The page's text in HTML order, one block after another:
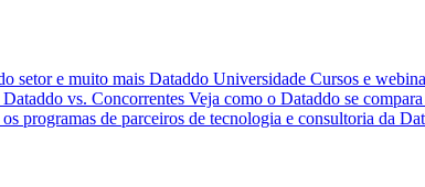
setor e muito mais Dataddo Universidade Cursos e
Dataddo vs. Concorrentes Veja como o Dataddo se
programas de parceiros de tecnologia e consultoria da